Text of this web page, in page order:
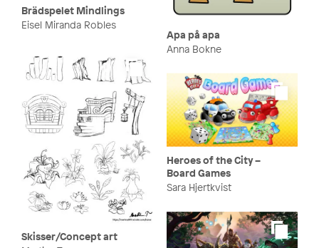
Brädspelet Mindlings
Eisel Miranda Robles
Apa på apa
Anna Bokne
Skisser/Concept art
Heroes of the City –
Board Games
Sara Hjertkvist